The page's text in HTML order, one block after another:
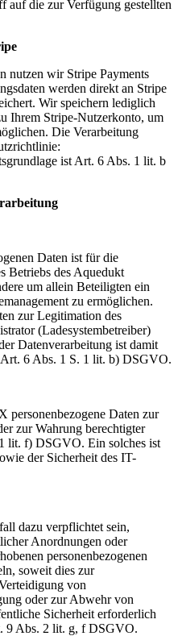
auf die zur Verfügung gestellten
nutzen wir Stripe Payments
werden direkt an Stripe
Wir speichern lediglich
Ihrem Stripe-Nutzerkonto, um
Die Verarbeitung
ist Art. 6 Abs. 1 lit. b
Daten ist für die
Betriebs des Aquedukt
um allein Beteiligten ein
zu ermöglichen.
zur Legitimation des
(Ladesystembetreiber)
Datenverarbeitung ist damit
6 Abs. 1 S. 1 lit. b) DSGVO.
personenbezogene Daten zur
zur Wahrung berechtigter
lit. f) DSGVO. Ein solches ist
der Sicherheit des IT-
dazu verpflichtet sein,
Anordnungen oder
personenbezogenen
soweit dies zur
von
oder zur Abwehr von
Sicherheit erforderlich
9 Abs. 2 lit. g, f DSGVO.